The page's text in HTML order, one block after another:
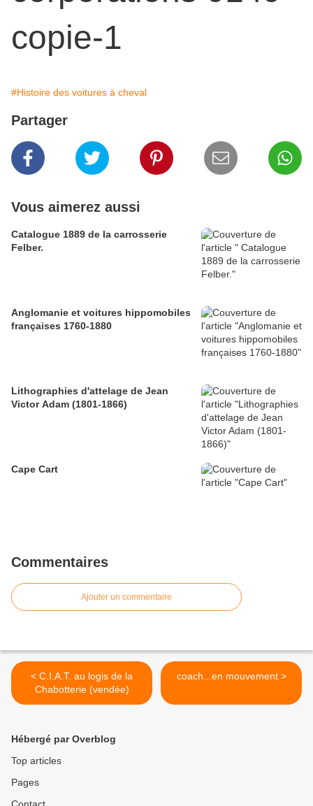
#Histoire des voitures à cheval
Partager
Vous aimerez aussi
Catalogue 1889 de la carrosserie
Felber.
Anglomanie et voitures hippomobiles
françaises 1760-1880
Lithographies d'attelage de Jean
Victor Adam (1801-1866)
Cape Cart
Commentaires
Ajouter un commentaire
< C.I.A.T. au logis de la
Chabotterie (vendée)
coach...en mouvement >
Hébergé par Overblog
Top articles
Pages
Contact